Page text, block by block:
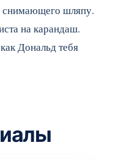
снимающего шляпу.
на карандаш.
Дональд тебя